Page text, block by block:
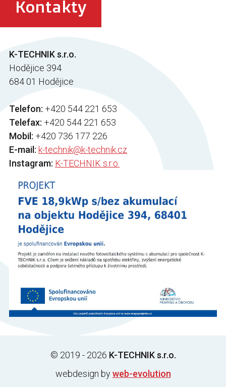
Kontakty
K-TECHNIK s.r.o.
Hodějice 394
684 01 Hodějice
Telefon: +420 544 221 653
Telefax: +420 544 221 653
Mobil: +420 736 177 226
E-mail: k-technik@k-technik.cz
Instagram: K-TECHNIK s.r.o.
© 2019 - 2026 K-TECHNIK s.r.o.
webdesign byweb-evolution